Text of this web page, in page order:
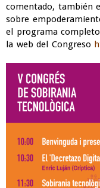
comentado, también
sobre
el programa
la web del Congreso